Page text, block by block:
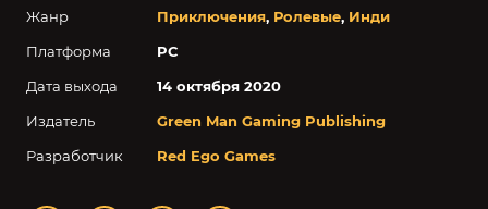
Жанр Приключения, Ролевые, Инди
Платформа
PC
Дата выхода
14 октября 2020
Издатель
Green Man Gaming Publishing
Разработчик
Red Ego Games